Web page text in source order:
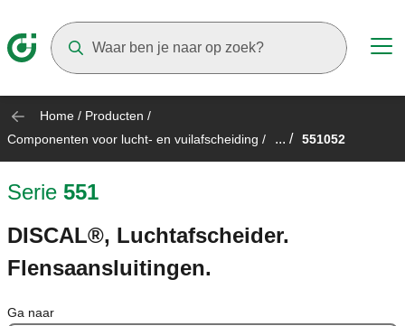
Home / Producten /
Componenten voor lucht- en vuilafscheiding / ... / 551052
Serie 551
DISCAL®, Luchtafscheider.
Flensaansluitingen.
Ga naar